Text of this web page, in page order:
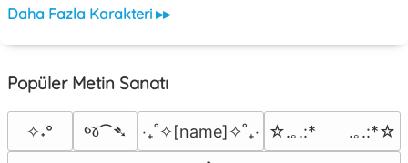
Daha Fazla Karakteri ▸▸
Popüler Metin Sanatı
✧˖° જ⁀➴ ‎‧₊˚✧[name]✧˚₊‧ ☆.｡.:*　　.｡.:*☆